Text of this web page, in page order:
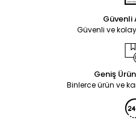
Güvenli
Güvenli ve
Geniş
Binlerce ürün ve